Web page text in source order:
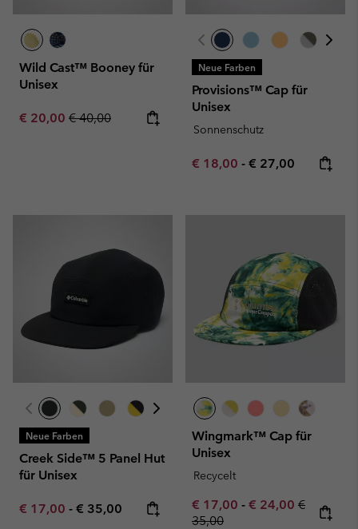
Wild Cast™ Booney für
Unisex
Sale price:
€ 20,00 Regular price:
€ 40,00
Neue Farben
Provisions™ Cap für
Unisex
Sonnenschutz
Minimum sale price:
€ 18,00 - Maximum price:
€ 27,00
Neue Farben
Creek Side™ 5 Panel Hut
für Unisex
Minimum sale price:
€ 17,00 - Maximum price:
€ 35,00
Wingmark™ Cap für
Unisex
Recycelt
Minimum sale price:
€ 17,00 - Maximum sale
€ 24,00 Regular
€
35,00